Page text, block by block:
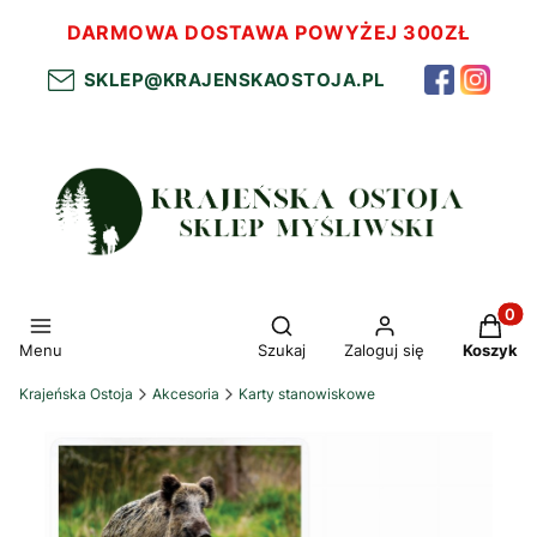
DARMOWA DOSTAWA POWYŻEJ 300ZŁ
SKLEP@KRAJENSKAOSTOJA.PL
Menu
Otwórz wyszukiwarkę
Szukaj Zaloguj się Koszyk
Krajeńska Ostoja Akcesoria Karty stanowiskowe